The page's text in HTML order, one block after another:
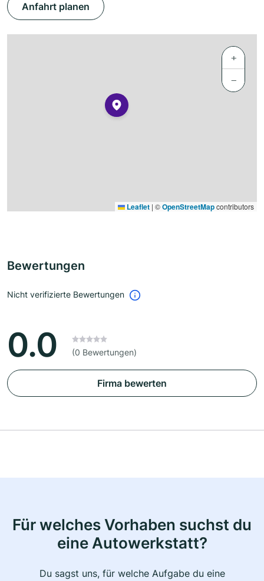
Anfahrt planen
+
−
Leaflet | ©OpenStreetMapcontributors
Bewertungen
Nicht verifizierte Bewertungen
0.0 (0 Bewertungen)
Firma bewerten
Für welches Vorhaben suchst du
eine Autowerkstatt?
Du sagst uns, für welche Aufgabe du eine